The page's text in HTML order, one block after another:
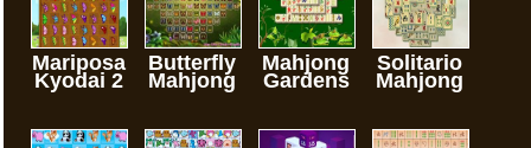
Mariposa
Kyodai 2
Butterfly
Mahjong
Mahjong
Gardens
Solitario
Mahjong